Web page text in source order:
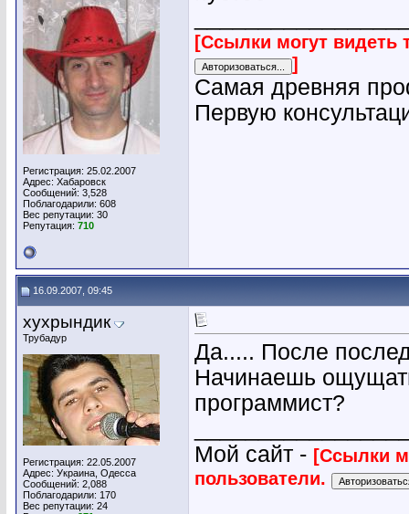
Регистрация: 25.02.2007
Адрес: Хабаровск
Сообщений: 3,528
Поблагодарили: 608
Вес репутации: 30
Репутация: 710
[Ссылки могут видеть
]
Самая древняя
Первую
16.09.2007, 09:45
хухрындик
Трубадур
Регистрация: 22.05.2007
Адрес: Украина, Одесса
Сообщений: 2,088
Поблагодарили: 170
Вес репутации: 24
Да..... После
Начинаешь
программист?
Мой сайт - [Ссылки
пользователи.